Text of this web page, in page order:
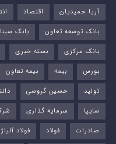
آریا حمیدیان اقتصاد
بانک توسعه تعاون
بانک سینا
بانک مرکزی
بسته خبری
بورس‌
بیمه بیمه تعاون
تولید
حسین گروسی
سایپا
سرمایه گذاری
صادرات
فولاد فولاد